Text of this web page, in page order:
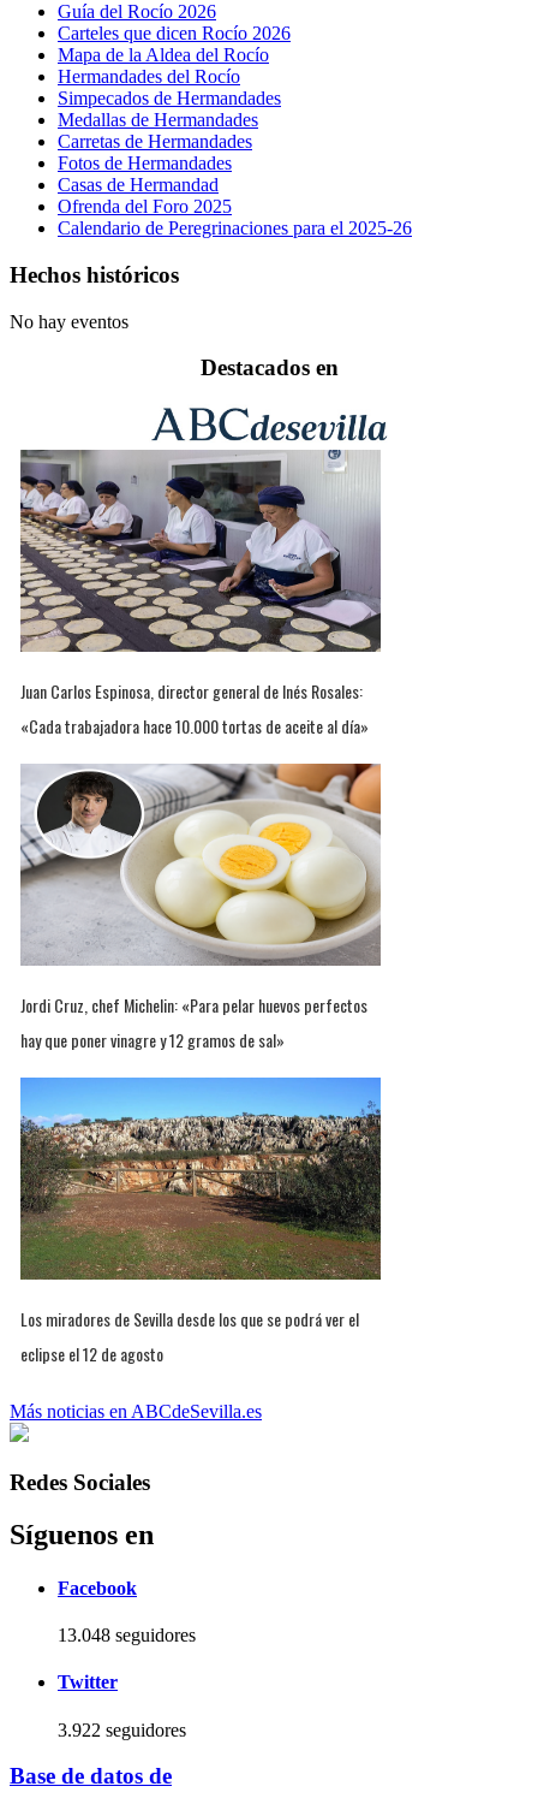
Guía del Rocío 2026
Carteles que dicen Rocío 2026
Mapa de la Aldea del Rocío
Hermandades del Rocío
Simpecados de Hermandades
Medallas de Hermandades
Carretas de Hermandades
Fotos de Hermandades
Casas de Hermandad
Ofrenda del Foro 2025
Calendario de Peregrinaciones para el 2025-26
Hechos históricos
No hay eventos
Destacados en
Juan Carlos Espinosa, director general de Inés Rosales:
«Cada trabajadora hace 10.000 tortas de aceite al día»
Jordi Cruz, chef Michelin: «Para pelar huevos perfectos
hay que poner vinagre y 12 gramos de sal»
Los miradores de Sevilla desde los que se podrá ver el
eclipse el 12 de agosto
Más noticias en ABCdeSevilla.es
Redes Sociales
Síguenos en
Facebook
13.048 seguidores
Twitter
3.922 seguidores
Base de datos de